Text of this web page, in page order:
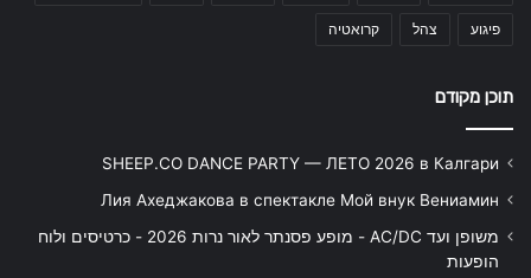
פיגוע צהל קרואטיה
תוכן מקודם
SHEEP.CO DANCE PARTY — ЛЕТО 2026 в Калгари
Лия Ахеджакова в спектакле Мой внук Вениамин
משופן ועד AC/DC - מופע פסנתר לאור נרות 2026 - כרטיסים ולוח
הופעות